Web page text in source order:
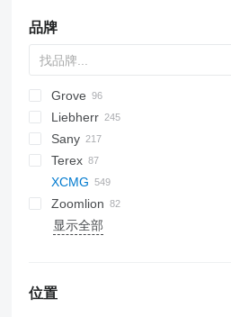
品牌
1404
DS
AHK
AK
322
M-series
LF
AC
WC
ATF
RTF
LNT
AMK
Grove
AT
GMK
RT
TMS
HK
Ranger
Daily
EuroCargo
Magirus
ELF
53213
53215
55111
CR
KR
NK
T-series
RK
GMT
KMK
150 series
Liebherr
HS
LG
LTC
LTF
LTL
ATC
RTC
LTC
GRIL
AT
L2000
LE
TGA
TGL
TGM
5334
5337
533702
DM
MTK
Actros
Antos
Arocs
Atego
Axor
Atleon
302
Omega
S-series
ATT
359
C-series
K-series
Sany
SAC
STC
L-series
P-series
R-series
630
643
S series
1265
SK
ATF
RTF
ATF
GR
GT
HK
148
815
T-series
FM
Terex
A-series
AC
RC
4320
C
FL
FM
XCMG
QAY
QAY160
QY
130
431412
Zoomlion
QY
显示全部
位置